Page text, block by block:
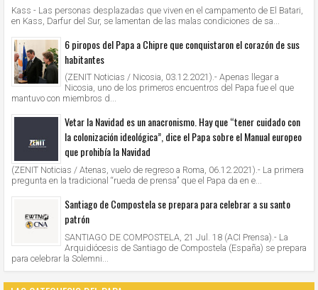
Kass - Las personas desplazadas que viven en el campamento de El Batari,
en Kass, Darfur del Sur, se lamentan de las malas condiciones de sa...
6 piropos del Papa a Chipre que conquistaron el corazón de sus
habitantes
(ZENIT Noticias / Nicosia, 03.12.2021).- Apenas llegar a
Nicosia, uno de los primeros encuentros del Papa fue el que
mantuvo con miembros d...
Vetar la Navidad es un anacronismo. Hay que “tener cuidado con
la colonización ideológica”, dice el Papa sobre el Manual europeo
que prohibía la Navidad
(ZENIT Noticias / Atenas, vuelo de regreso a Roma, 06.12.2021).- La primera
pregunta en la tradicional “rueda de prensa” que el Papa da en e...
Santiago de Compostela se prepara para celebrar a su santo
patrón
SANTIAGO DE COMPOSTELA, 21 Jul. 18 (ACI Prensa).- La
Arquidiócesis de Santiago de Compostela (España) se prepara
para celebrar la Solemni...